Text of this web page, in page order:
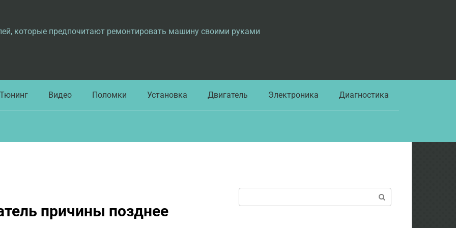
которые предпочитают ремонтировать машину своими руками
Тюнинг Видео Поломки Установка Двигатель Электроника Диагностика
причины позднее